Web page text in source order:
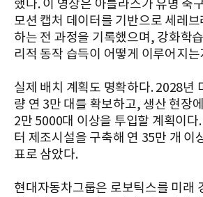
했다. 이 영상은 아틀라스가 유명 축
모션 캡처 데이터를 기반으로 세레
하는 전 과정을 기록했으며, 강화학
리적 동작 습득이 어떻게 이루어지
실제 배치 계획도 명확하다. 2028년
량 연 3만 대를 확보하고, 생산 현장
2만 5000대 이상을 투입할 계획이다.
터 제조시설을 구축해 연 35만 개 이
표로 삼았다.
현대자동차그룹은 로보틱스를 미래